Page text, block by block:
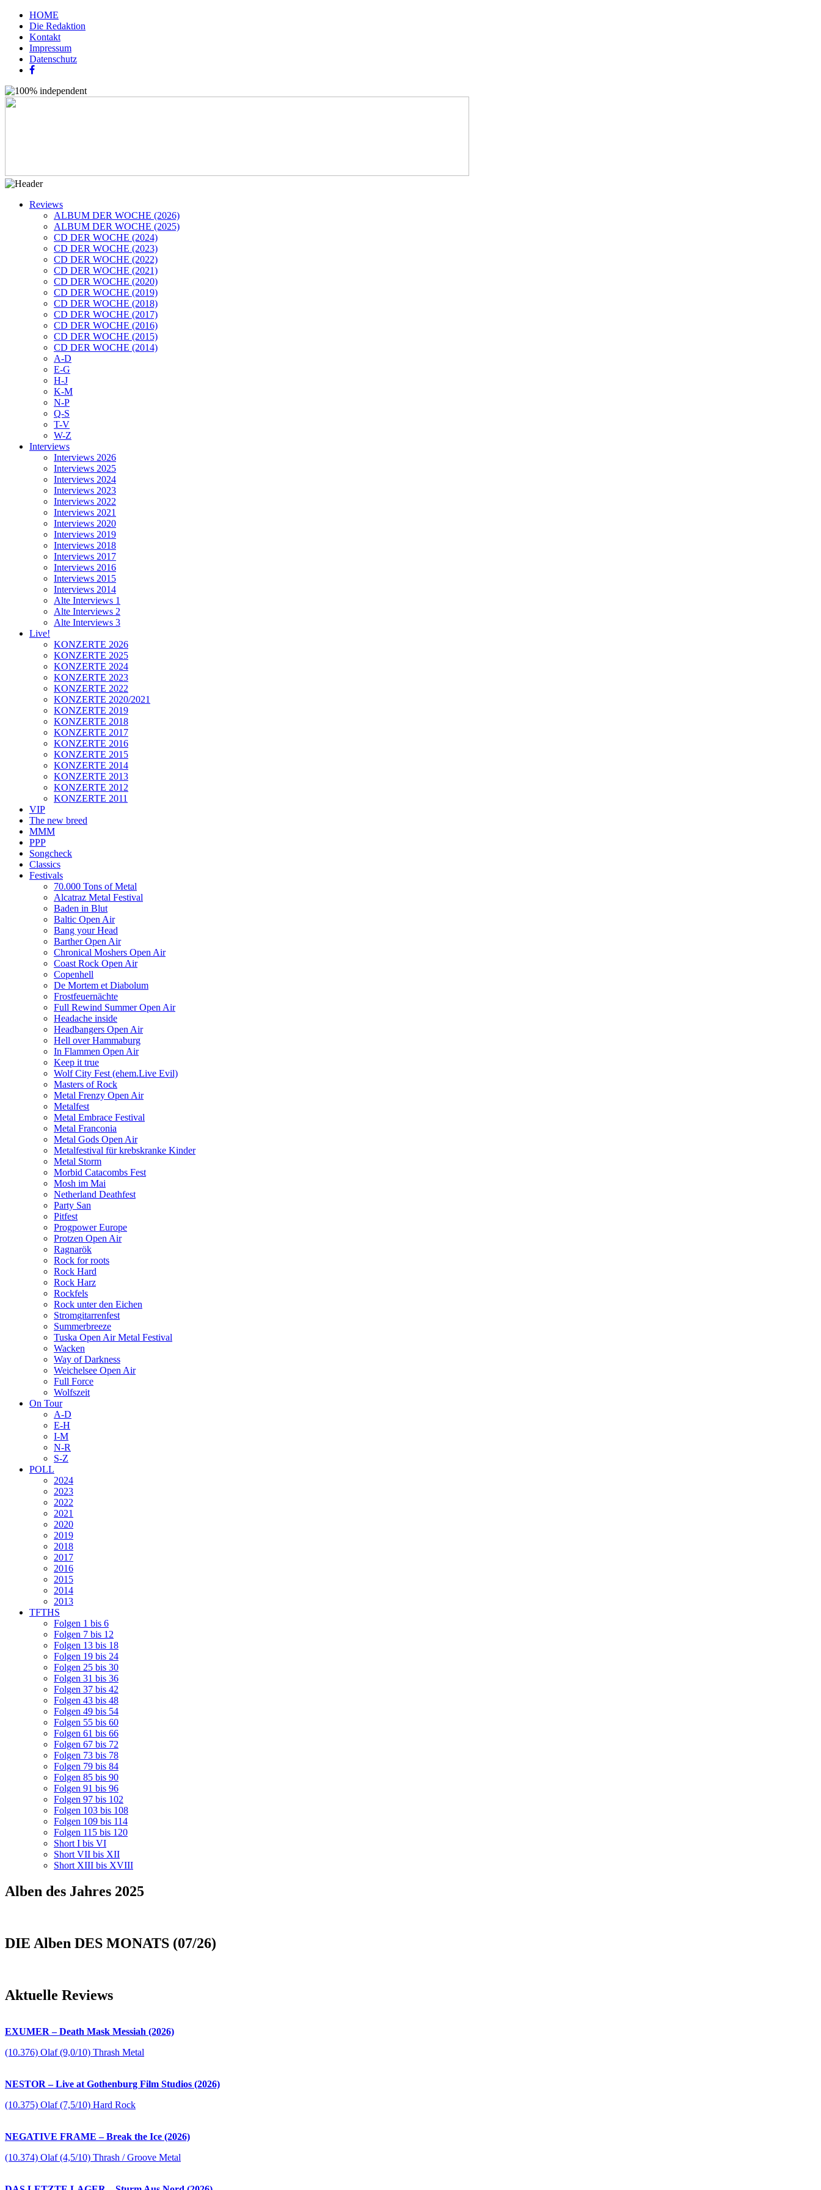
HOME
Die Redaktion
Kontakt
Impressum
Datenschutz
Reviews
ALBUM DER WOCHE (2026)
ALBUM DER WOCHE (2025)
CD DER WOCHE (2024)
CD DER WOCHE (2023)
CD DER WOCHE (2022)
CD DER WOCHE (2021)
CD DER WOCHE (2020)
CD DER WOCHE (2019)
CD DER WOCHE (2018)
CD DER WOCHE (2017)
CD DER WOCHE (2016)
CD DER WOCHE (2015)
CD DER WOCHE (2014)
A-D
E-G
H-J
K-M
N-P
Q-S
T-V
W-Z
Interviews
Interviews 2026
Interviews 2025
Interviews 2024
Interviews 2023
Interviews 2022
Interviews 2021
Interviews 2020
Interviews 2019
Interviews 2018
Interviews 2017
Interviews 2016
Interviews 2015
Interviews 2014
Alte Interviews 1
Alte Interviews 2
Alte Interviews 3
Live!
KONZERTE 2026
KONZERTE 2025
KONZERTE 2024
KONZERTE 2023
KONZERTE 2022
KONZERTE 2020/2021
KONZERTE 2019
KONZERTE 2018
KONZERTE 2017
KONZERTE 2016
KONZERTE 2015
KONZERTE 2014
KONZERTE 2013
KONZERTE 2012
KONZERTE 2011
VIP
The new breed
MMM
PPP
Songcheck
Classics
Festivals
70.000 Tons of Metal
Alcatraz Metal Festival
Baden in Blut
Baltic Open Air
Bang your Head
Barther Open Air
Chronical Moshers Open Air
Coast Rock Open Air
Copenhell
De Mortem et Diabolum
Frostfeuernächte
Full Rewind Summer Open Air
Headache inside
Headbangers Open Air
Hell over Hammaburg
In Flammen Open Air
Keep it true
Wolf City Fest (ehem.Live Evil)
Masters of Rock
Metal Frenzy Open Air
Metalfest
Metal Embrace Festival
Metal Franconia
Metal Gods Open Air
Metalfestival für krebskranke Kinder
Metal Storm
Morbid Catacombs Fest
Mosh im Mai
Netherland Deathfest
Party San
Pitfest
Progpower Europe
Protzen Open Air
Ragnarök
Rock for roots
Rock Hard
Rock Harz
Rockfels
Rock unter den Eichen
Stromgitarrenfest
Summerbreeze
Tuska Open Air Metal Festival
Wacken
Way of Darkness
Weichelsee Open Air
Full Force
Wolfszeit
On Tour
A-D
E-H
I-M
N-R
S-Z
POLL
2024
2023
2022
2021
2020
2019
2018
2017
2016
2015
2014
2013
TFTHS
Folgen 1 bis 6
Folgen 7 bis 12
Folgen 13 bis 18
Folgen 19 bis 24
Folgen 25 bis 30
Folgen 31 bis 36
Folgen 37 bis 42
Folgen 43 bis 48
Folgen 49 bis 54
Folgen 55 bis 60
Folgen 61 bis 66
Folgen 67 bis 72
Folgen 73 bis 78
Folgen 79 bis 84
Folgen 85 bis 90
Folgen 91 bis 96
Folgen 97 bis 102
Folgen 103 bis 108
Folgen 109 bis 114
Folgen 115 bis 120
Short I bis VI
Short VII bis XII
Short XIII bis XVIII
Alben des Jahres 2025
DIE Alben DES MONATS (07/26)
Aktuelle Reviews
EXUMER – Death Mask Messiah (2026)
(10.376) Olaf (9,0/10) Thrash Metal
NESTOR – Live at Gothenburg Film Studios (2026)
(10.375) Olaf (7,5/10) Hard Rock
NEGATIVE FRAME – Break the Ice (2026)
(10.374) Olaf (4,5/10) Thrash / Groove Metal